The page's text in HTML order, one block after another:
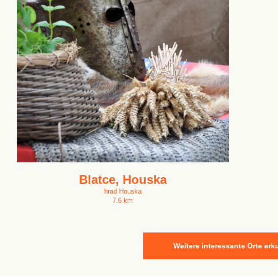
Blatce, Houska
hrad Houska
7.6 km
Weitere interessante Orte